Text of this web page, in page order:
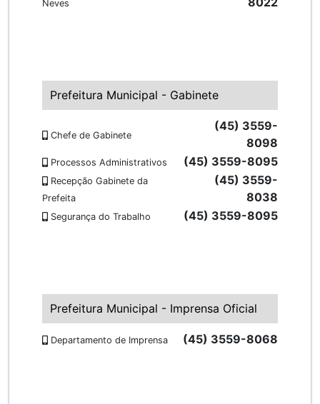
Neves
Prefeitura Municipal - Gabinete
Chefe de Gabinete
(45) 3559-
8098
Processos Administrativos (45) 3559-8095
Recepção Gabinete da
Prefeita
(45) 3559-
8038
Segurança do Trabalho (45) 3559-8095
Prefeitura Municipal - Imprensa Oficial
Departamento de Imprensa (45) 3559-8068